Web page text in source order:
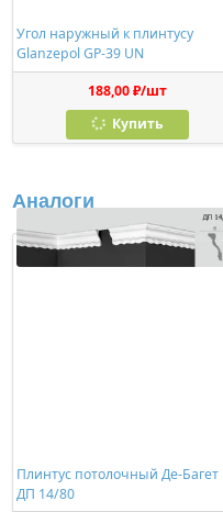
Угол наружный к плинтусу
Glanzepol GP-39 UN
188,00 ₽/шт
Купить
Аналоги
Плинтус потолочный Де-Багет
ДП 14/80